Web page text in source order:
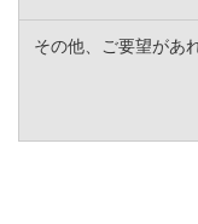
その他、ご要望があ